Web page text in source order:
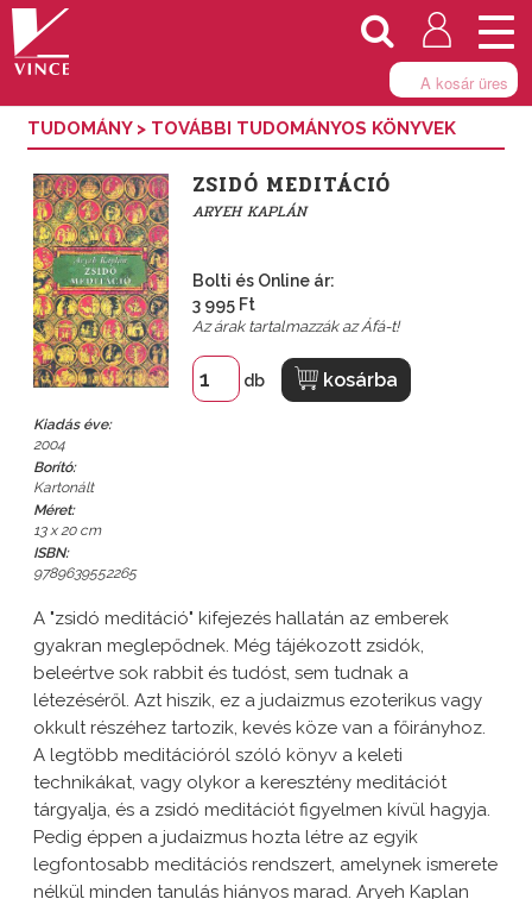
A kosár üres
TUDOMÁNY > TOVÁBBI TUDOMÁNYOS KÖNYVEK
Kiadás éve:
2004
Borító:
Kartonált
Méret:
13 x 20 cm
ISBN:
9789639552265
ZSIDÓ MEDITÁCIÓ
ARYEH KAPLÁN
Bolti és Online ár:
3 995 Ft
Az árak tartalmazzák az Áfá-t!
db kosárba
A "zsidó meditáció" kifejezés hallatán az emberek
gyakran meglepődnek. Még tájékozott zsidók,
beleértve sok rabbit és tudóst, sem tudnak a
létezéséről. Azt hiszik, ez a judaizmus ezoterikus vagy
okkult részéhez tartozik, kevés köze van a főirányhoz.
A legtöbb meditációról szóló könyv a keleti
technikákat, vagy olykor a keresztény meditációt
tárgyalja, és a zsidó meditációt figyelmen kívül hagyja.
Pedig éppen a judaizmus hozta létre az egyik
legfontosabb meditációs rendszert, amelynek ismerete
nélkül minden tanulás hiányos marad. Aryeh Kaplan